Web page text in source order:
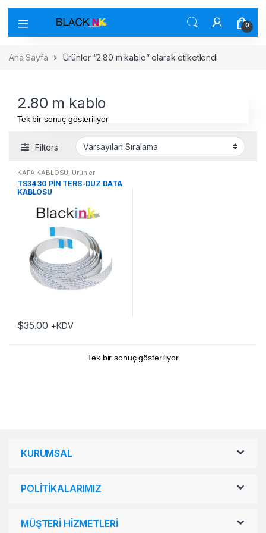
0
Ana Sayfa Ürünler “2.80 m kablo” olarak etiketlendi
2.80 m kablo
Tek bir sonuç gösteriliyor
Filters
KAFA KABLOSU, Ürünler
TS34 30 PİN TERS-DÜZ DATA
KABLOSU
$35.00 +KDV
Tek bir sonuç gösteriliyor
KURUMSAL
POLİTİKALARIMIZ
MÜŞTERİ HİZMETLERİ